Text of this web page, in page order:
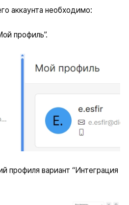
аккаунта необходимо:
профиль”.
профиля вариант “Интеграция